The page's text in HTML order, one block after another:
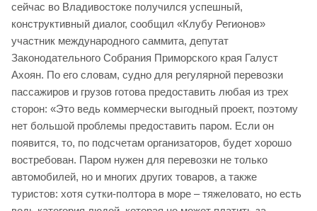
сейчас во Владивостоке получился успешный,
конструктивный диалог, сообщил «Клубу Регионов»
участник международного саммита, депутат
Законодательного Собрания Приморского края Галуст
Ахоян. По его словам, судно для регулярной перевозки
пассажиров и грузов готова предоставить любая из трех
сторон: «Это ведь коммерчески выгодный проект, поэтому
нет большой проблемы предоставить паром. Если он
появится, то, по подсчетам организаторов, будет хорошо
востребован. Паром нужен для перевозки не только
автомобилей, но и многих других товаров, а также
туристов: хотя сутки-полтора в море – тяжеловато, но есть